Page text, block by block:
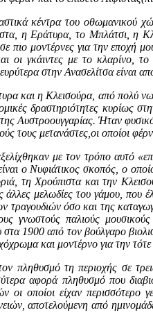
κέντρα του οθωμανικού
η Εράτυρα, το Μπλάτσι, η
πιο μοντέρνες για την εποχή
οι γκάιντες με το κλαρίνο,
στην Ανασελίτσα είναι
και η Κλεισούρα, από πολύ
δραστηριότητες κυρίως
Αυστροουγγαρίας. Ήταν
τους μετανάστες,οι οποίοι
με τον τρόπο αυτό
ο Νυφιάτικος σκοπός, ο
τη Χρούπιστα και την
άλλες μελωδίες του γάμου,
τραγουδιών όσο και της
γνωστούς παλιούς
στα 1900 από τον βούλγαρο
και μοντέρνο για την
πληθυσμό τη περιοχής σε
αφορά πληθυσμό που
οι οποίοι είχαν περισσότερο
αποτελούμενη από